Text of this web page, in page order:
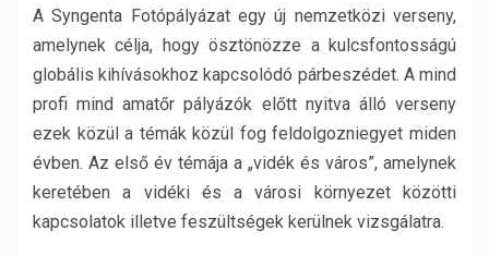
A Syngenta Fotópályázat egy új nemzetközi verseny,
amelynek célja, hogy ösztönözze a kulcsfontosságú
globális kihívásokhoz kapcsolódó párbeszédet. A mind
profi mind amatőr pályázók előtt nyitva álló verseny
ezek közül a témák közül fog feldolgozniegyet miden
évben. Az első év témája a „vidék és város”, amelynek
keretében a vidéki és a városi környezet közötti
kapcsolatok illetve feszültségek kerülnek vizsgálatra.